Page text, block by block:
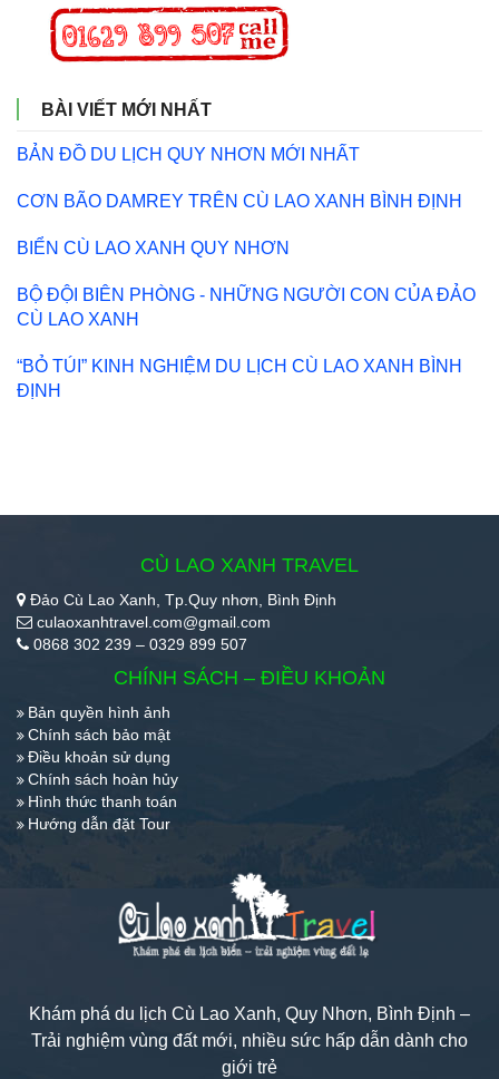
BÀI VIẾT MỚI NHẤT
BẢN ĐỒ DU LỊCH QUY NHƠN MỚI NHẤT
CƠN BÃO DAMREY TRÊN CÙ LAO XANH BÌNH ĐỊNH
BIỂN CÙ LAO XANH QUY NHƠN
BỘ ĐỘI BIÊN PHÒNG - NHỮNG NGƯỜI CON CỦA ĐẢO
CÙ LAO XANH
“BỎ TÚI” KINH NGHIỆM DU LỊCH CÙ LAO XANH BÌNH
ĐỊNH
CÙ LAO XANH TRAVEL
Đảo Cù Lao Xanh, Tp.Quy nhơn, Bình Định
culaoxanhtravel.com@gmail.com
0868 302 239 – 0329 899 507
CHÍNH SÁCH – ĐIỀU KHOẢN
Bản quyền hình ảnh
Chính sách bảo mật
Điều khoản sử dụng
Chính sách hoàn hủy
Hình thức thanh toán
Hướng dẫn đặt Tour
Khám phá du lịch Cù Lao Xanh, Quy Nhơn, Bình Định –
Trải nghiệm vùng đất mới, nhiều sức hấp dẫn dành cho
giới trẻ